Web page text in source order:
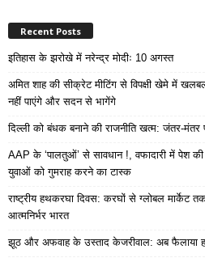
Recent Posts
इतिहास के झरोखे में नरेन्द्र मोदीः 10 अगस्त
अमित शाह की सीक्रेट मीटिंग से विपक्षी खेमे में
नहीं पाएंगे और सदन से भागेंगे
दिल्ली को बंधक बनाने की राजनीति खत्म: जंतर-मंतर
AAP के ‘पालतुओं’ से सावधान !, वफादारी में पेश
युवाओं को गुमराह करने का टास्क
राष्ट्रीय हथकरघा दिवस: करघों से ग्लोबल मार्केट
आत्मनिर्भर भारत
झूठ और अफवाह के उस्ताद केजरीवाल: अब फैलाया